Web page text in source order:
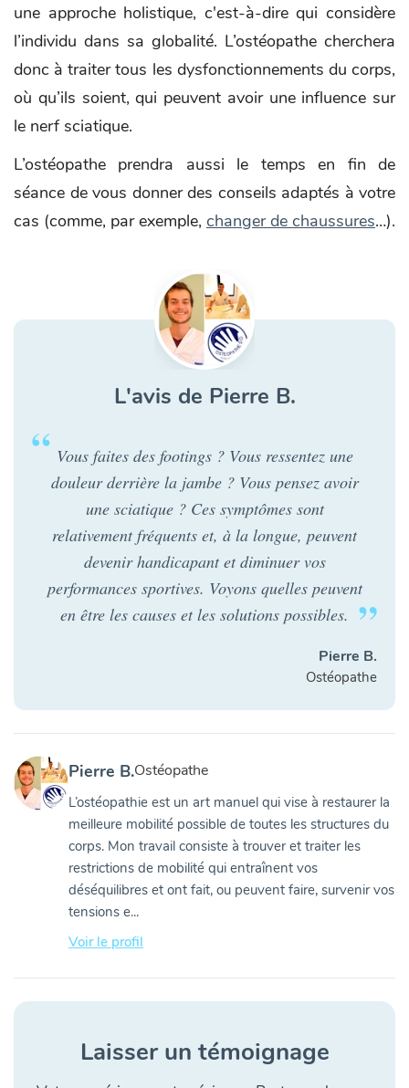
une approche holistique, c'est-à-dire qui considère
l’individu dans sa globalité. L’ostéopathe cherchera
donc à traiter tous les dysfonctionnements du corps,
où qu’ils soient, qui peuvent avoir une influence sur
le nerf sciatique.
L’ostéopathe prendra aussi le temps en fin de
séance de vous donner des conseils adaptés à votre
cas (comme, par exemple, changer de chaussures…).
L'avis de Pierre B.
Vous faites des footings ? Vous ressentez une
douleur derrière la jambe ? Vous pensez avoir
une sciatique ? Ces symptômes sont
relativement fréquents et, à la longue, peuvent
devenir handicapant et diminuer vos
performances sportives. Voyons quelles peuvent
en être les causes et les solutions possibles.
Pierre B.
Ostéopathe
Pierre B.Ostéopathe
L’ostéopathie est un art manuel qui vise à restaurer la
meilleure mobilité possible de toutes les structures du
corps. Mon travail consiste à trouver et traiter les
restrictions de mobilité qui entraînent vos
déséquilibres et ont fait, ou peuvent faire, survenir vos
tensions e...
Voir le profil
Laisser un témoignage